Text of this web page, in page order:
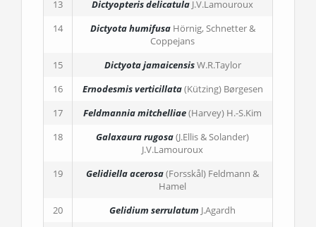
13
Dictyopteris delicatula J.V.Lamouroux
14
Dictyota humifusa Hörnig, Schnetter &
Coppejans
15
Dictyota jamaicensisW.R.Taylor
16
Ernodesmis verticillata(Kützing) Børgesen
17
Feldmannia mitchelliae(Harvey) H.-S.Kim
18
Galaxaura rugosa(J.Ellis & Solander)
J.V.Lamouroux
19
Gelidiella acerosa(Forsskål) Feldmann &
Hamel
20
Gelidium serrulatum J.Agardh